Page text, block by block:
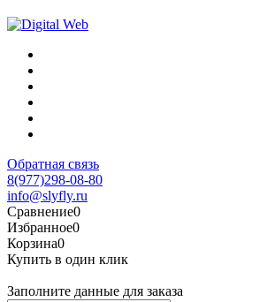
Обратная связь
8(977)298-08-80
info@slyfly.ru
Сравнение0
Избранное0
Корзина0
Купить в один клик
Заполните данные для заказа